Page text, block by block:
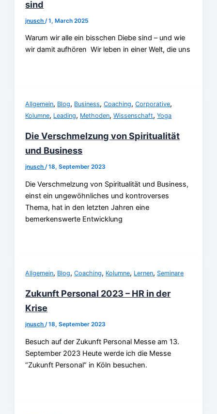
sind
jnusch/1, March 2025
Warum wir alle ein bisschen Diebe sind – und wie
wir damit aufhören Wir leben in einer Welt, die uns
Allgemein, Blog, Business,Coaching,Corporative,
Kolumne, Leading, Methoden,Wissenschaft,Yoga
Die Verschmelzung von Spiritualität
und Business
jnusch/18, September 2023
Die Verschmelzung von Spiritualität und Business,
einst ein ungewöhnliches und kontroverses
Thema, hat in den letzten Jahren eine
bemerkenswerte Entwicklung
Allgemein, Blog,Coaching, Kolumne, Lernen, Seminare
Zukunft Personal 2023 – HR in der
Krise
jnusch/18, September 2023
Besuch auf der Zukunft Personal Messe am 13.
September 2023 Heute werde ich die Messe
“Zukunft Personal” in Köln besuchen.